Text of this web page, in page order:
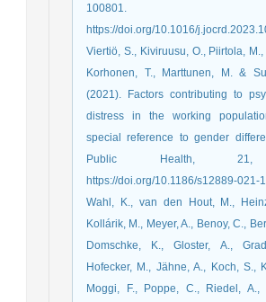
100801.
https://doi.org/10.1016/
Viertiö, S., Kiviruusu, O., Piirtola,
Korhonen, T., Marttunen, M. &
(2021). Factors contributing to
distress in the working
special reference to gender
Public Health,
https://doi.org/10.1186/s12889-021-
Wahl, K., van den Hout, M.,
Kollárik, M., Meyer, A., Benoy, C.,
Domschke, K., Gloster, A.,
Hofecker, M., Jähne, A., Koch, S.,
Moggi, F., Poppe, C., Riedel, A.,